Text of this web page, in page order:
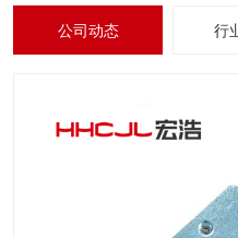
公司动态 行